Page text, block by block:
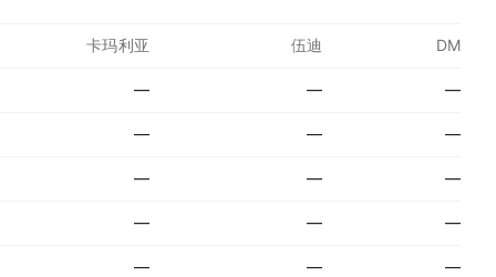
卡玛利亚 伍迪 DM
— — —
— — —
— — —
— — —
— — —